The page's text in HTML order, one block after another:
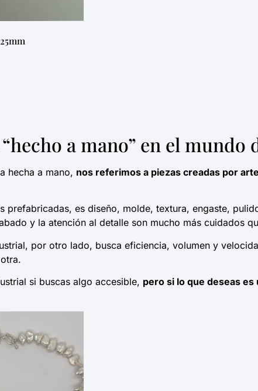
a mano” en el mundo
hecha a mano, nos referimos a piezas creadas por
prefabricadas, es diseño, molde, textura, engaste,
y la atención al detalle son mucho más cuidados
por otro lado, busca eficiencia, volumen y
si buscas algo accesible, pero si lo que deseas